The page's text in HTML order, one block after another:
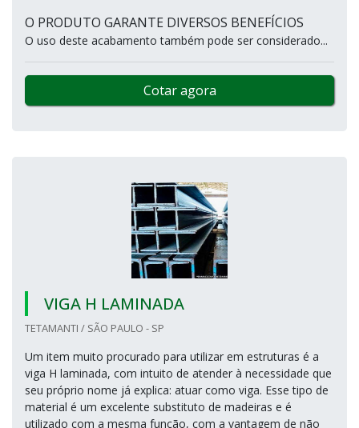
O PRODUTO GARANTE DIVERSOS BENEFÍCIOS
O uso deste acabamento também pode ser considerado...
Cotar agora
VIGA H LAMINADA
TETAMANTI / SÃO PAULO - SP
Um item muito procurado para utilizar em estruturas é a
viga H laminada, com intuito de atender à necessidade que
seu próprio nome já explica: atuar como viga. Esse tipo de
material é um excelente substituto de madeiras e é
utilizado com a mesma função, com a vantagem de não